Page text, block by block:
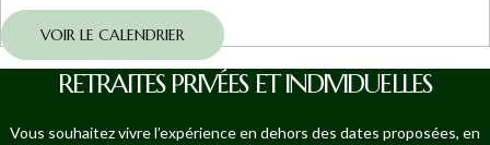
VOIR LE CALENDRIER
RETRAITES PRIVÉES ET INDIVIDUELLES
Vous souhaitez vivre l’expérience en dehors des dates proposées, en